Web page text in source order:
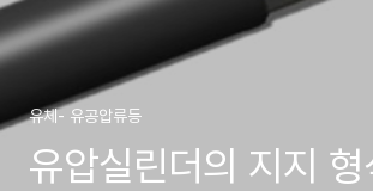
유체- 유공압류등
유압실린더의 지지 형